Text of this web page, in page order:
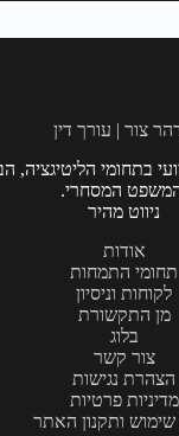
צור | עורך דין
בתחומי הליטיגציה,
המסחרי.
ניווט מהיר
אודות
תחומי התמחות
לקוחות וניסיון
מן התקשורת
בלוג
צור קשר
הצהרת נגישות
מדיניות פרטיות
שימוש ותקנון האתר